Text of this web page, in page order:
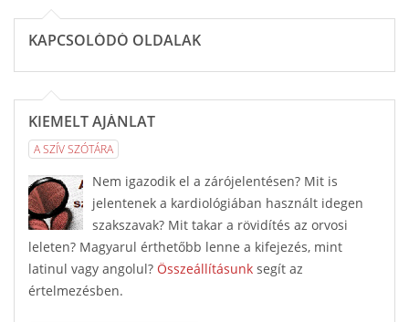
KAPCSOLÓDÓ OLDALAK
KIEMELT AJÁNLAT
A SZÍV SZÓTÁRA
Nem igazodik el a zárójelentésen? Mit is
jelentenek a kardiológiában használt idegen
szakszavak? Mit takar a rövidítés az orvosi
leleten? Magyarul érthetőbb lenne a kifejezés, mint
latinul vagy angolul? Összeállításunk segít az
értelmezésben.